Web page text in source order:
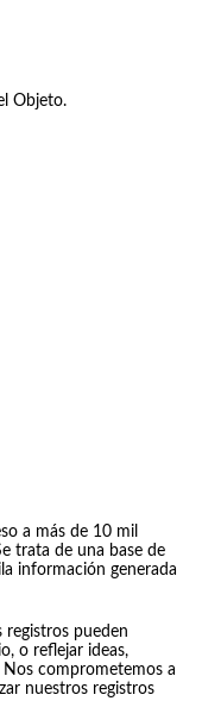
Objeto.
a más de 10 mil
trata de una base de
información generada
registros pueden
o reflejar ideas,
Nos comprometemos a
nuestros registros